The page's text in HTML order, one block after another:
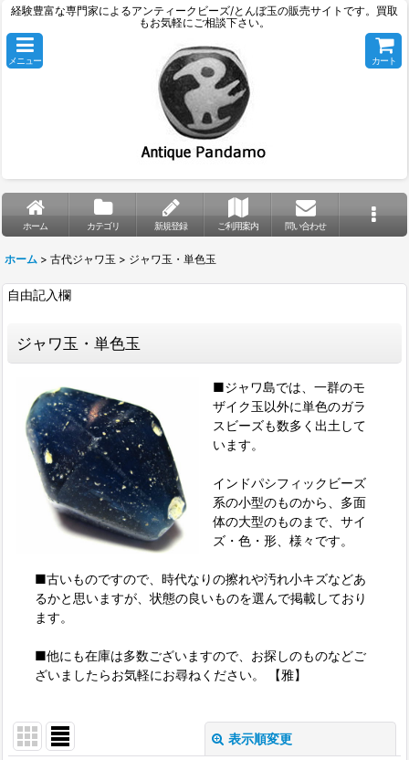
経験豊富な専門家によるアンティークビーズ/とんぼ玉の販売サイトです。買取
もお気軽にご相談下さい。
メニュー カート
ホーム カテゴリ 新規登録 ご利用案内 問い合わせ
ホーム > 古代ジャワ玉 > ジャワ玉・単色玉
自由記入欄
ジャワ玉・単色玉
■ジャワ島では、一群のモ
ザイク玉以外に単色のガラ
スビーズも数多く出土して
います。
インドパシフィックビーズ
系の小型のものから、多面
体の大型のものまで、サイ
ズ・色・形、様々です。
■古いものですので、時代なりの擦れや汚れ小キズなどあ
るかと思いますが、状態の良いものを選んで掲載しており
ます。
■他にも在庫は多数ございますので、お探しのものなどご
ざいましたらお気軽にお尋ねください。 【雅】
表示順変更